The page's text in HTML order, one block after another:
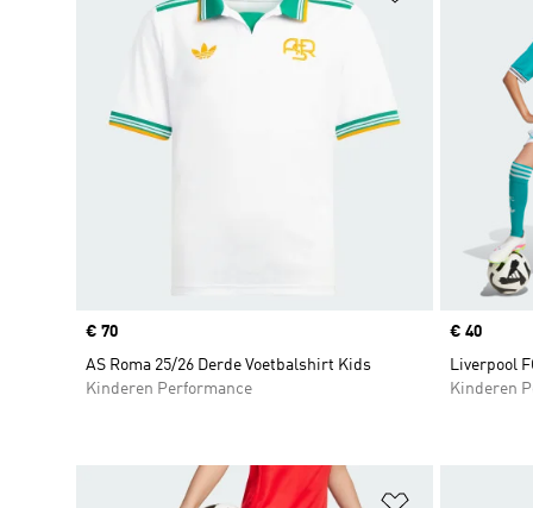
Price
€ 70
AS Roma 25/26 Derde Voetbalshirt Kids
Kinderen Performance
Price
€ 40
Liverpool
Kinderen
Op